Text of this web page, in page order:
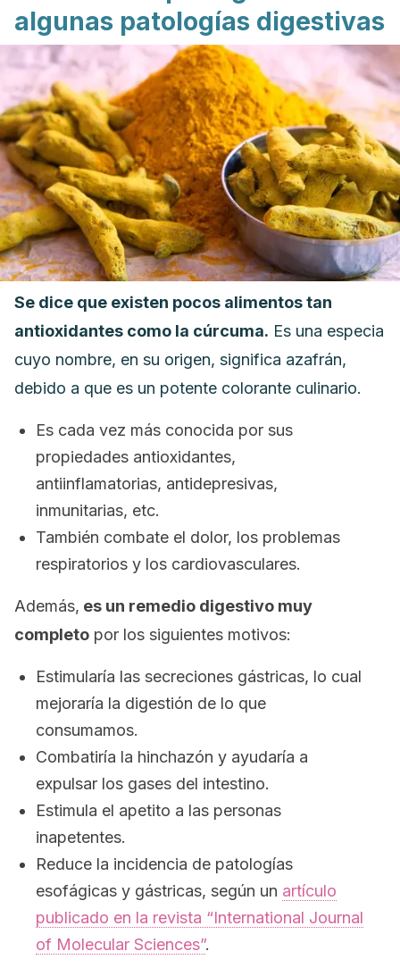
algunas patologías digestivas
Se dice que existen pocos alimentos tan
antioxidantes como la cúrcuma. Es una especia
cuyo nombre, en su origen, significa azafrán,
debido a que es un potente colorante culinario.
Es cada vez más conocida por sus
propiedades antioxidantes,
antiinflamatorias, antidepresivas,
inmunitarias, etc.
También combate el dolor, los problemas
respiratorios y los cardiovasculares.
Además, es un remedio digestivo muy
completo por los siguientes motivos:
Estimularía las secreciones gástricas, lo cual
mejoraría la digestión de lo que
consumamos.
Combatiría la hinchazón y ayudaría a
expulsar los gases del intestino.
Estimula el apetito a las personas
inapetentes.
Reduce la incidencia de patologías
esofágicas y gástricas, según un artículo
publicado en la revista “International Journal
of Molecular Sciences”.